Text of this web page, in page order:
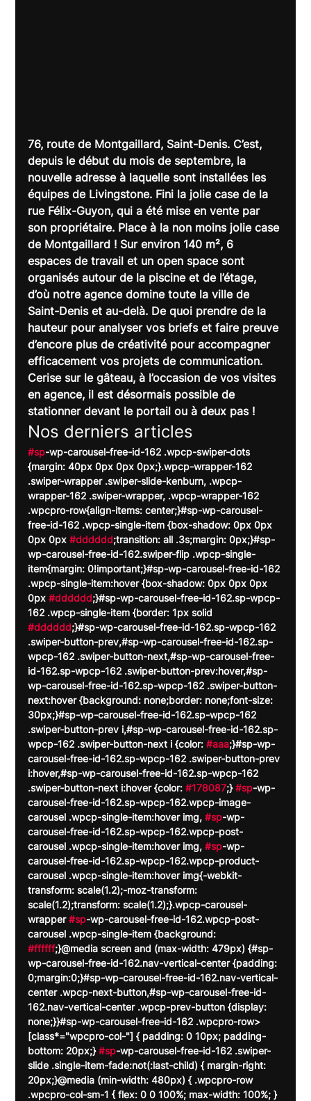
76, route de Montgaillard, Saint-Denis. C’est,
depuis le début du mois de septembre, la
nouvelle adresse à laquelle sont installées les
équipes de Livingstone. Fini la jolie case de la
rue Félix-Guyon, qui a été mise en vente par
son propriétaire. Place à la non moins jolie case
de Montgaillard ! Sur environ 140 m², 6
espaces de travail et un open space sont
organisés autour de la piscine et de l’étage,
d’où notre agence domine toute la ville de
Saint-Denis et au-delà. De quoi prendre de la
hauteur pour analyser vos briefs et faire preuve
d’encore plus de créativité pour accompagner
efficacement vos projets de communication.
Cerise sur le gâteau, à l’occasion de vos visites
en agence, il est désormais possible de
stationner devant le portail ou à deux pas !
Nos derniers articles
#sp-wp-carousel-free-id-162 .wpcp-swiper-dots
{margin: 40px 0px 0px 0px;}.wpcp-wrapper-162
.swiper-wrapper .swiper-slide-kenburn, .wpcp-
wrapper-162 .swiper-wrapper, .wpcp-wrapper-162
.wpcpro-row{align-items: center;}#sp-wp-carousel-
free-id-162 .wpcp-single-item {box-shadow: 0px 0px
0px 0px #dddddd;transition: all .3s;margin: 0px;}#sp-
wp-carousel-free-id-162.swiper-flip .wpcp-single-
item{margin: 0!important;}#sp-wp-carousel-free-id-162
.wpcp-single-item:hover {box-shadow: 0px 0px 0px
0px #dddddd;}#sp-wp-carousel-free-id-162.sp-wpcp-
162 .wpcp-single-item {border: 1px solid
#dddddd;}#sp-wp-carousel-free-id-162.sp-wpcp-162
.swiper-button-prev,#sp-wp-carousel-free-id-162.sp-
wpcp-162 .swiper-button-next,#sp-wp-carousel-free-
id-162.sp-wpcp-162 .swiper-button-prev:hover,#sp-
wp-carousel-free-id-162.sp-wpcp-162 .swiper-button-
next:hover {background: none;border: none;font-size:
30px;}#sp-wp-carousel-free-id-162.sp-wpcp-162
.swiper-button-prev i,#sp-wp-carousel-free-id-162.sp-
wpcp-162 .swiper-button-next i {color: #aaa;}#sp-wp-
carousel-free-id-162.sp-wpcp-162 .swiper-button-prev
i:hover,#sp-wp-carousel-free-id-162.sp-wpcp-162
.swiper-button-next i:hover {color: #178087;} #sp-wp-
carousel-free-id-162.sp-wpcp-162.wpcp-image-
carousel .wpcp-single-item:hover img, #sp-wp-
carousel-free-id-162.sp-wpcp-162.wpcp-post-
carousel .wpcp-single-item:hover img, #sp-wp-
carousel-free-id-162.sp-wpcp-162.wpcp-product-
carousel .wpcp-single-item:hover img{-webkit-
transform: scale(1.2);-moz-transform:
scale(1.2);transform: scale(1.2);}.wpcp-carousel-
wrapper #sp-wp-carousel-free-id-162.wpcp-post-
carousel .wpcp-single-item {background:
#ffffff;}@media screen and (max-width: 479px) {#sp-
wp-carousel-free-id-162.nav-vertical-center {padding:
0;margin:0;}#sp-wp-carousel-free-id-162.nav-vertical-
center .wpcp-next-button,#sp-wp-carousel-free-id-
162.nav-vertical-center .wpcp-prev-button {display:
none;}}#sp-wp-carousel-free-id-162 .wpcpro-row>
[class*="wpcpro-col-"] { padding: 0 10px; padding-
bottom: 20px;} #sp-wp-carousel-free-id-162 .swiper-
slide .single-item-fade:not(:last-child) { margin-right:
20px;}@media (min-width: 480px) { .wpcpro-row
.wpcpro-col-sm-1 { flex: 0 0 100%; max-width: 100%; }